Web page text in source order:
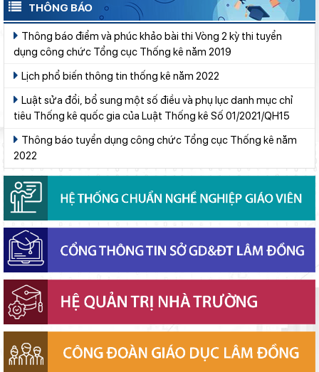
Ban Văn hóa - Xã hội HĐND tỉnh Lâm Đồng khảo sát thực hiện
chính sách giáo dục hòa nhập
Đánh giá tình hình triển khai sắp xếp, tổ chức cơ sở giáo dục
chính gắn với áp dụng ISO 9001:2015
năm học 2026–2027
Lâm Đồng chủ động ứng phó nguy cơ thiếu nước do El Nino
Sáng đèn công trường để kịp năm học mới
gia đình
Chính phủ ban hành Nghị quyết quy định cơ cấu, số lượng và
chính sách đối với đội ngũ quản lý, nhân sự hỗ trợ giáo dục khi
sắp xếp cơ sở giáo dục công lập
Khởi đầu định hướng nghề nghiệp
Phó Chủ tịch UBND tỉnh Lâm Đồng Nguyễn Minh kiểm tra tiến
độ Dự án Trường TH&THCS Xuân Hương
Gieo mầm hiếu học nơi vùng xa
Thắp sáng văn hóa đọc từ những “Thư viện thân thiện”
THÔNG BÁO
dụng công chức Tổng cục Thống kê năm 2019
Lịch phổ biến thông tin thống kê năm 2022
tiêu Thống kê quốc gia của Luật Thống kê Số 01/2021/QH15
2022